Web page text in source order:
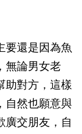
要還是因為魚
無論男女老
助對方，這樣
自然也願意與
廣交朋友，自